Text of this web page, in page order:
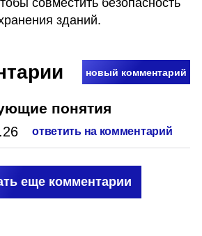
совместить безопасность
зданий.
новый комментарий
понятия
ответить на комментарий
еще комментарии